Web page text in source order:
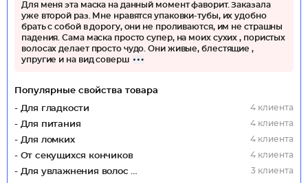
Для меня эта маска на данный момент фаворит. Заказала
уже второй раз. Мне нравятся упаковки-тубы, их удобно
брать с собой в дорогу, они не проливаются, им не страшны
падения. Сама маска просто супер, на моих сухих , пористых
волосах делает просто чудо. Они живые, блестящие ,
упругие и на вид соверш
Популярные свойства товара
- Для гладкости
4 клиента
- Для питания 4 клиента
- Для ломких 4 клиента
- От секущихся кончиков 4 клиента
- Для увлажнения волос (Интенсивное) 3 клиента